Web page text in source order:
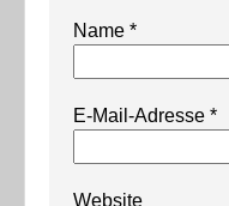
Name *
E-Mail-Adresse *
Website